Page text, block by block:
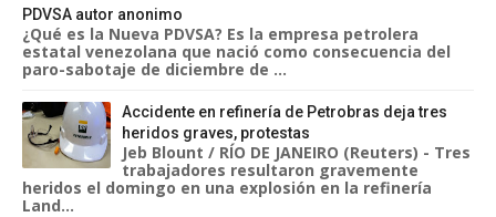
PDVSA autor anonimo
¿Qué es la Nueva PDVSA? Es la empresa petrolera
estatal venezolana que nació como consecuencia del
paro-sabotaje de diciembre de ...
Accidente en refinería de Petrobras deja tres
heridos graves, protestas
Jeb Blount / RÍO DE JANEIRO (Reuters) - Tres
trabajadores resultaron gravemente
heridos el domingo en una explosión en la refinería
Land...